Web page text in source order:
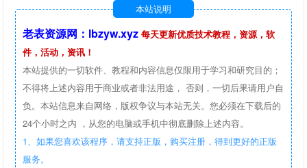
本站说明
老表资源网：lbzyw.xyz 每天更新优质技术教程，资源，软
件，活动，资讯！
本站提供的一切软件、教程和内容信息仅限用于学习和研究目的；
不得将上述内容用于商业或者非法用途， 否则，一切后果请用户自
负。本站信息来自网络，版权争议与本站无关。您必须在下载后的
24个小时之内 ，从您的电脑或手机中彻底删除上述内容。
1、如果您喜欢该程序，请支持正版，购买注册，得到更好的正版
服务。